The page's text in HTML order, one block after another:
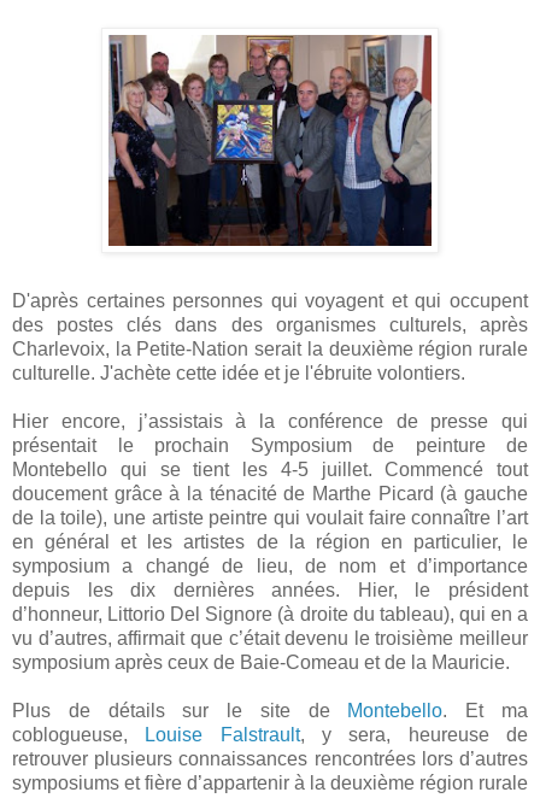
D'après certaines personnes qui voyagent et qui occupent
des postes clés dans des organismes culturels, après
Charlevoix, la Petite-Nation serait la deuxième région rurale
culturelle. J'achète cette idée et je l'ébruite volontiers.
Hier encore, j’assistais à la conférence de presse qui
présentait le prochain Symposium de peinture de
Montebello qui se tient les 4-5 juillet. Commencé tout
doucement grâce à la ténacité de Marthe Picard (à gauche
de la toile), une artiste peintre qui voulait faire connaître l’art
en général et les artistes de la région en particulier, le
symposium a changé de lieu, de nom et d’importance
depuis les dix dernières années. Hier, le président
d’honneur, Littorio Del Signore (à droite du tableau), qui en a
vu d’autres, affirmait que c’était devenu le troisième meilleur
symposium après ceux de Baie-Comeau et de la Mauricie.
Plus de détails sur le site de Montebello. Et ma
coblogueuse,
Louise Falstrault, y sera, heureuse de
retrouver plusieurs connaissances rencontrées lors d’autres
symposiums et fière d’appartenir à la deuxième région rurale